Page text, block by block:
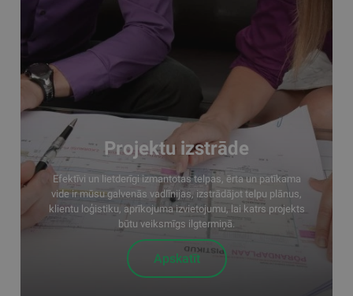
Projektu izstrāde
Efektīvi un lietderīgi izmantotas telpas, ērta un patīkama
vide ir mūsu galvenās vadlīnijas, izstrādājot telpu plānus,
klientu loģistiku, aprīkojuma izvietojumu, lai katrs projekts
būtu veiksmīgs ilgtermiņā.
Apskatīt